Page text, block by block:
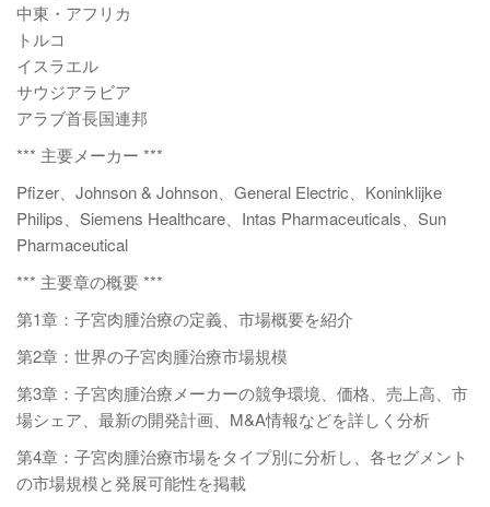
中東・アフリカ
トルコ
イスラエル
サウジアラビア
アラブ首長国連邦
*** 主要メーカー ***
Pfizer、Johnson & Johnson、General Electric、Koninklijke
Philips、Siemens Healthcare、Intas Pharmaceuticals、Sun
Pharmaceutical
*** 主要章の概要 ***
第1章：子宮肉腫治療の定義、市場概要を紹介
第2章：世界の子宮肉腫治療市場規模
第3章：子宮肉腫治療メーカーの競争環境、価格、売上高、市
場シェア、最新の開発計画、M&A情報などを詳しく分析
第4章：子宮肉腫治療市場をタイプ別に分析し、各セグメント
の市場規模と発展可能性を掲載